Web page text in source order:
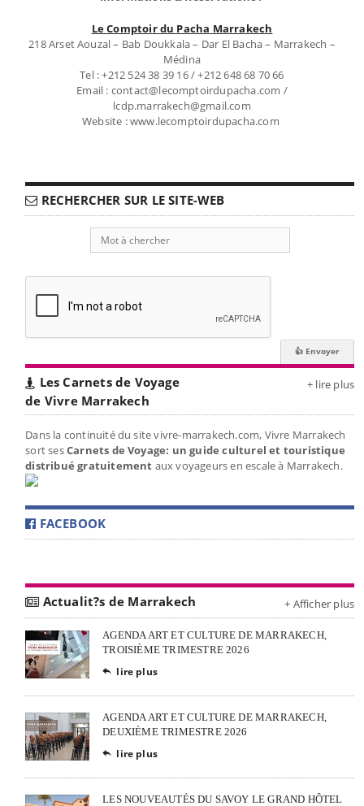
Le Comptoir du Pacha Marrakech
218 Arset Aouzal – Bab Doukkala – Dar El Bacha – Marrakech –
Médina
Tel : +212 524 38 39 16 / +212 648 68 70 66
Email : contact@lecomptoirdupacha.com /
lcdp.marrakech@gmail.com
Website : www.lecomptoirdupacha.com
RECHERCHER SUR LE SITE-WEB
Les Carnets de Voyage
de Vivre Marrakech
+ lire plus
Dans la continuité du site vivre-marrakech.com, Vivre Marrakech
sort sesCarnets de Voyage: un guide culturel et touristique
distribué gratuitement aux voyageurs en escale à Marrakech.
FACEBOOK
Actualit?s de Marrakech + Afficher plus
AGENDA ART ET CULTURE DE MARRAKECH,
TROISIÈME TRIMESTRE 2026
 lire plus
AGENDA ART ET CULTURE DE MARRAKECH,
DEUXIÈME TRIMESTRE 2026
 lire plus
LES NOUVEAUTÉS DU SAVOY LE GRAND HÔTEL